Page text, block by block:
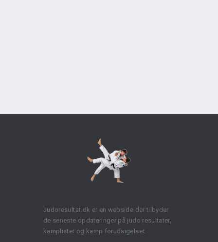
Judoresultat.dk er en webside der tilbyder
de seneste opdateringer på judo resultater,
kamplister og kamp forudsigelser.